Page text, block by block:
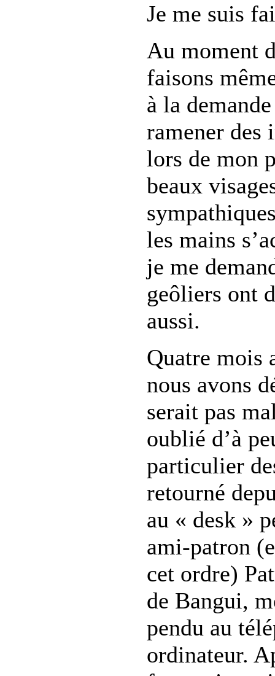
Je me suis
Au moment
faisons
à la
ramener des
lors de mon
beaux
les mains
je me
geôliers ont
aussi.
Quatre mois
nous avons
serait pas
oublié d’à
particulier
retourné
au « desk »
ami-patron
cet ordre)
de Bangui,
pendu au
ordinateur.